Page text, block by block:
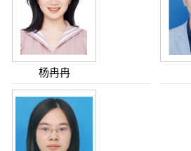
杨冉冉